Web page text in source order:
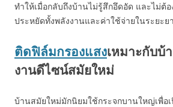
ทำให้เมื่อกลับถึงบ้านไม่รู้สึกอึดอัด และไม่ต้
ประหยัดทั้งพลังงานและค่าใช้จ่ายในระยะย
ติดฟิล์มกรองแสงเหมาะกับบ้
งานดีไซน์สมัยใหม่
บ้านสมัยใหม่มักนิยมใช้กระจกบานใหญ่เพื่อ